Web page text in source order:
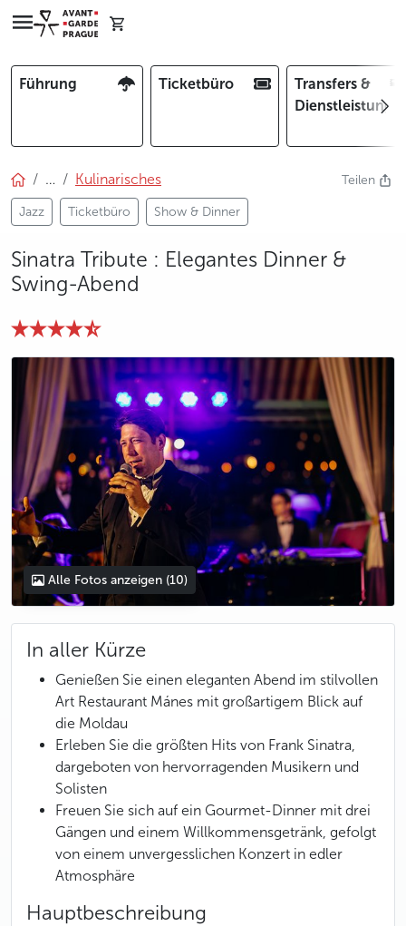
Führung Ticketbüro
Transfers &
… Kulinarisches
Jazz Ticketbüro Show & Dinner
Teilen
Sinatra Tribute : Elegantes Dinner &
Swing-Abend
photo 5
photo 6
photo 7
photo 8
photo 9
photo 10
Alle Fotos anzeigen (10)
In aller Kürze
Genießen Sie einen eleganten Abend im stilvollen
Art Restaurant Mánes mit großartigem Blick auf
die Moldau
Erleben Sie die größten Hits von Frank Sinatra,
dargeboten von hervorragenden Musikern und
Solisten
Freuen Sie sich auf ein Gourmet-Dinner mit drei
Gängen und einem Willkommensgetränk, gefolgt
von einem unvergesslichen Konzert in edler
Atmosphäre
Hauptbeschreibung